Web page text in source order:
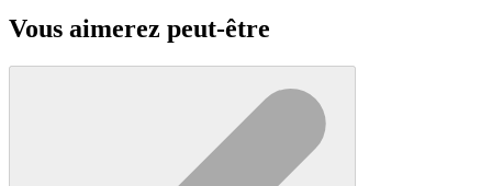
Vous aimerez peut-être